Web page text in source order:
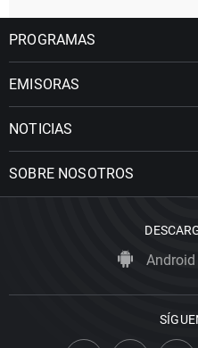
PROGRAMAS
EMISORAS
NOTICIAS
SOBRE NOSOTROS
Android